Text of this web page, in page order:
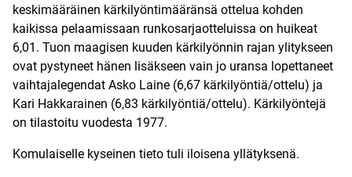
keskimääräinen kärkilyöntimääränsä ottelua kohden
kaikissa pelaamissaan runkosarjaotteluissa on huikeat
6,01. Tuon maagisen kuuden kärkilyönnin rajan ylitykseen
ovat pystyneet hänen lisäkseen vain jo uransa lopettaneet
vaihtajalegendat Asko Laine (6,67 kärkilyöntiä/ottelu) ja
Kari Hakkarainen (6,83 kärkilyöntiä/ottelu). Kärkilyöntejä
on tilastoitu vuodesta 1977.
Komulaiselle kyseinen tieto tuli iloisena yllätyksenä.